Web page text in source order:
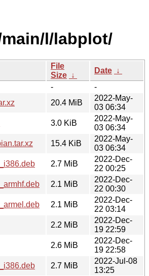
l/labplot/
File
Size ↓
Date ↓
-
-
20.4 MiB
2022-May-
03 06:34
3.0 KiB
2022-May-
03 06:34
15.4 KiB
2022-May-
03 06:34
2.7 MiB
2022-Dec-
22 00:25
2.1 MiB
2022-Dec-
22 00:30
2.1 MiB
2022-Dec-
22 03:14
2.2 MiB
2022-Dec-
19 22:59
2.6 MiB
2022-Dec-
19 22:58
2.7 MiB
2022-Jul-08
13:25